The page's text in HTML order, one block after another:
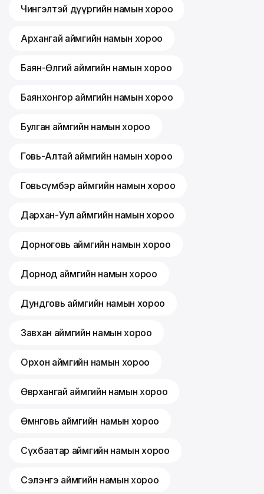
Чингэлтэй дүүргийн намын хороо
Архангай аймгийн намын хороо
Баян-Өлгий аймгийн намын хороо
Баянхонгор аймгийн намын хороо
Булган аймгийн намын хороо
Говь-Алтай аймгийн намын хороо
Говьсүмбэр аймгийн намын хороо
Дархан-Уул аймгийн намын хороо
Дорноговь аймгийн намын хороо
Дорнод аймгийн намын хороо
Дундговь аймгийн намын хороо
Завхан аймгийн намын хороо
Орхон аймгийн намын хороо
Өвөрхангай аймгийн намын хороо
Өмнөговь аймгийн намын хороо
Сүхбаатар аймгийн намын хороо
Сэлэнгэ аймгийн намын хороо